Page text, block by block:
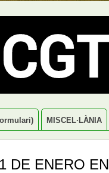
MISCEL·LÀNIA
DE ENERO EN